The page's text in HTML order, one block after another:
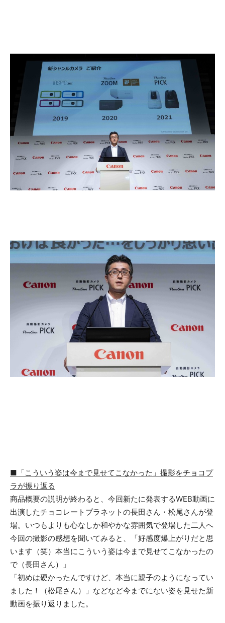
■ 「こういう姿は今まで見せてこなかった 」 撮影をチョコプ
ラが振り返る
商品概要の説明が終わると、今回新たに発表するWEB動画に
出演したチョコレートプラネットの長田さん・松尾さんが登
場。いつもよりも心なしか和やかな雰囲気で登場した二人へ
今回の撮影の感想を聞いてみると、「好感度爆上がりだと思
います（笑）本当にこういう姿は今まで見せてこなかったの
で（長田さん）」
「初めは硬かったんですけど、本当に親子のようになってい
ました！（松尾さん）」などなど今までにない姿を見せた新
動画を振り返りました。